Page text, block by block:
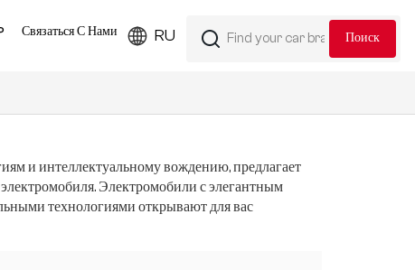
RU
Связаться С Нами
и интеллектуальному вождению, предлагает
Электромобили с элегантным
технологиями открывают для вас